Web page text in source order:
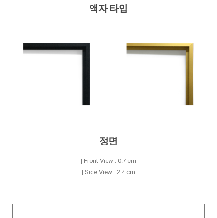
액자 타입
정면
| Front View : 0.7 cm
| Side View : 2.4 cm